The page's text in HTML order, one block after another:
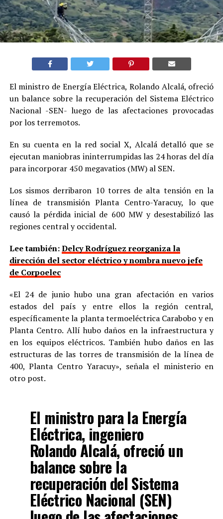
un balance sobre la recuperación del Sistema Eléctrico
Nacional -SEN- luego de las afectaciones provocadas
por los terremotos.
ejecutan maniobras ininterrumpidas las 24 horas del día
para incorporar 450 megavatios (MW) al SEN.
línea de transmisión Planta Centro-Yaracuy, lo que
causó la pérdida inicial de 600 MW y desestabilizó las
regiones central y occidental.
dirección del sector eléctrico y nombra nuevo jefe
de Corpoelec
estados del país y entre ellos la región central,
específicamente la planta termoeléctrica Carabobo y en
Planta Centro. Allí hubo daños en la infraestructura y
en los equipos eléctricos. También hubo daños en las
estructuras de las torres de transmisión de la línea de
400, Planta Centro Yaracuy», señala el ministerio en
otro post.
El ministro para la Energía
Eléctrica, ingeniero
Rolando Alcalá, ofreció un
balance sobre la
recuperación del Sistema
Eléctrico Nacional (SEN)
luego de las afectaciones